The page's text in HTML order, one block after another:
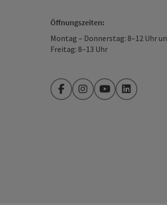
Öffnungszeiten:
Montag – Donnerstag: 8–12 Uhr
Freitag: 8–13 Uhr
FacebookInstagramYouTubeLinkedIn